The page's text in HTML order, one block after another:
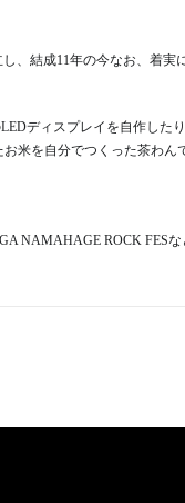
、結成11年の今なお、着実
ディスプレイを自作した
米を自分でつくった茶わん
NAMAHAGE ROCK FES